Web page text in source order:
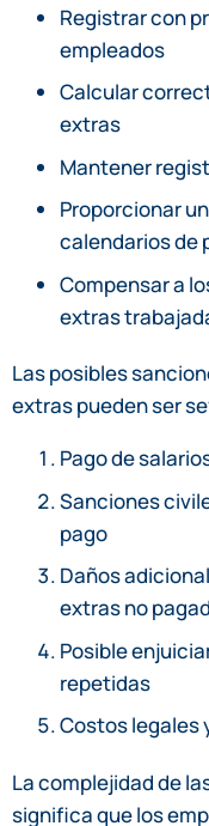
Registrar con
empleados
Calcular
extras
Mantener
Proporcionar
calendarios de
Compensar a
extras
Las posibles
extras pueden ser
Pago de
Sanciones
pago
Daños
extras no
Posible
repetidas
Costos legales
La complejidad de
significa que los